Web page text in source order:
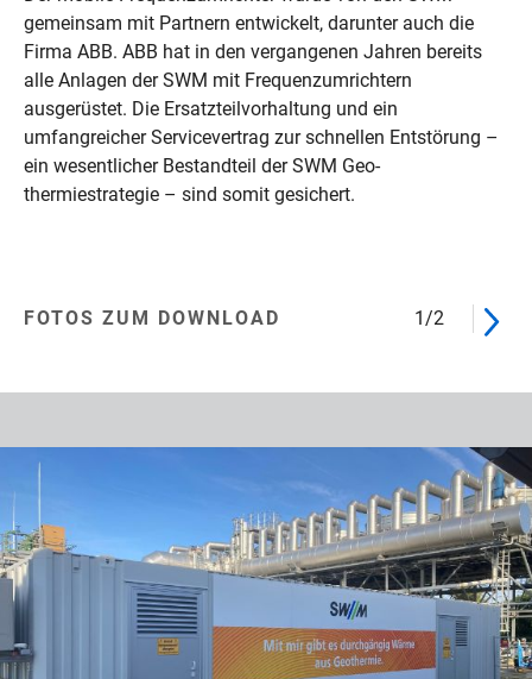
gemeinsam mit Partnern entwickelt, darunter auch die
Firma ABB. ABB hat in den vergangenen Jahren bereits
alle Anlagen der SWM mit Frequenzumrichtern
ausgerüstet. Die Ersatzteilvorhaltung und ein
umfangreicher Servicevertrag zur schnellen Entstörung –
ein wesentlicher Bestandteil der SWM Geo­
thermiestrategie – sind somit gesichert.
FOTOS ZUM DOWNLOAD